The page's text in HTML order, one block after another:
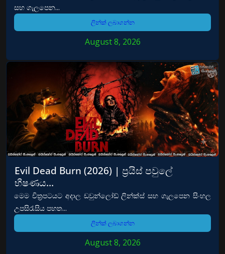
සහ ගැලපෙන...
ලින්ක් ලබාගන්න
August 8, 2026
Evil Dead Burn (2026) | ප්‍රයිස් පවුලේ
භීෂණය…
මෙම චිත්‍රපටයට අදාල ඩවුන්ලෝඩ් ලින්ක්ස් සහ ගැලපෙන සිංහල
උපසිරැසිය පහත...
ලින්ක් ලබාගන්න
August 8, 2026